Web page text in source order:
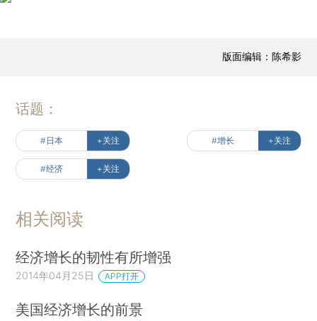
版面编辑：陈希影
话题：
#日本 +关注 #增长 +关注
#经济 +关注
相关阅读
经济增长的韧性有所增强
2014年04月25日 APP打开
美国经济增长的前景